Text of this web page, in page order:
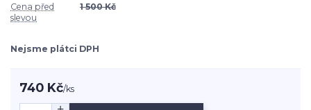
Cena před
slevou
1 500 Kč
Nejsme plátci DPH
740 Kč/ks